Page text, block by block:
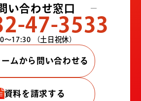
い合わせ窓口
47-3533
〜17:30 （土日祝休）
ムから問い合わせる
資料を請求する